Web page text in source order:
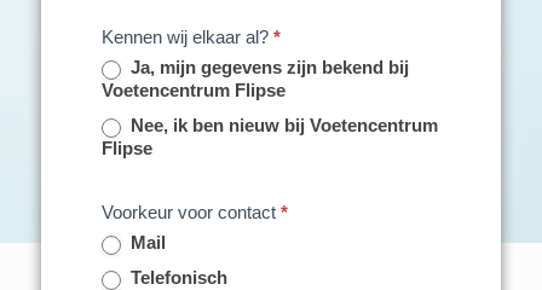
Kennen wij elkaar al? *
Ja, mijn gegevens zijn bekend bij
Voetencentrum Flipse
Nee, ik ben nieuw bij Voetencentrum
Flipse
Voorkeur voor contact *
Mail
Telefonisch